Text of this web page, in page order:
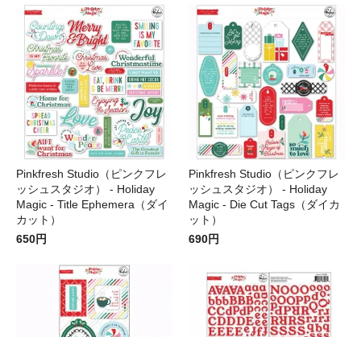
Pinkfresh Studio（ピンクフレ
ッシュスタジオ） - Holiday
Magic - Title Ephemera（ダイ
カット）
650円
Pinkfresh Studio（ピンクフレ
ッシュスタジオ） - Holiday
Magic - Die Cut Tags（ダイカ
ット）
690円